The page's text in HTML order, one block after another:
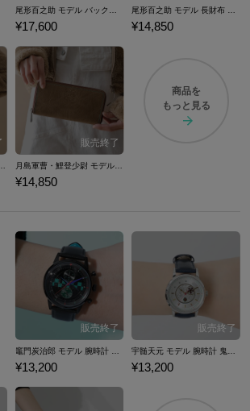
尾形百之助 モデル バックパック ゴールデンカムイ
¥17,600
尾形百之助 モデル 長財布 ゴールデンカムイ
¥14,850
月島軍曹・鯉登少尉 モデル 長財布 ゴールデンカムイ
¥14,850
商品を
もっと見る
¥13,200 ¥13,200